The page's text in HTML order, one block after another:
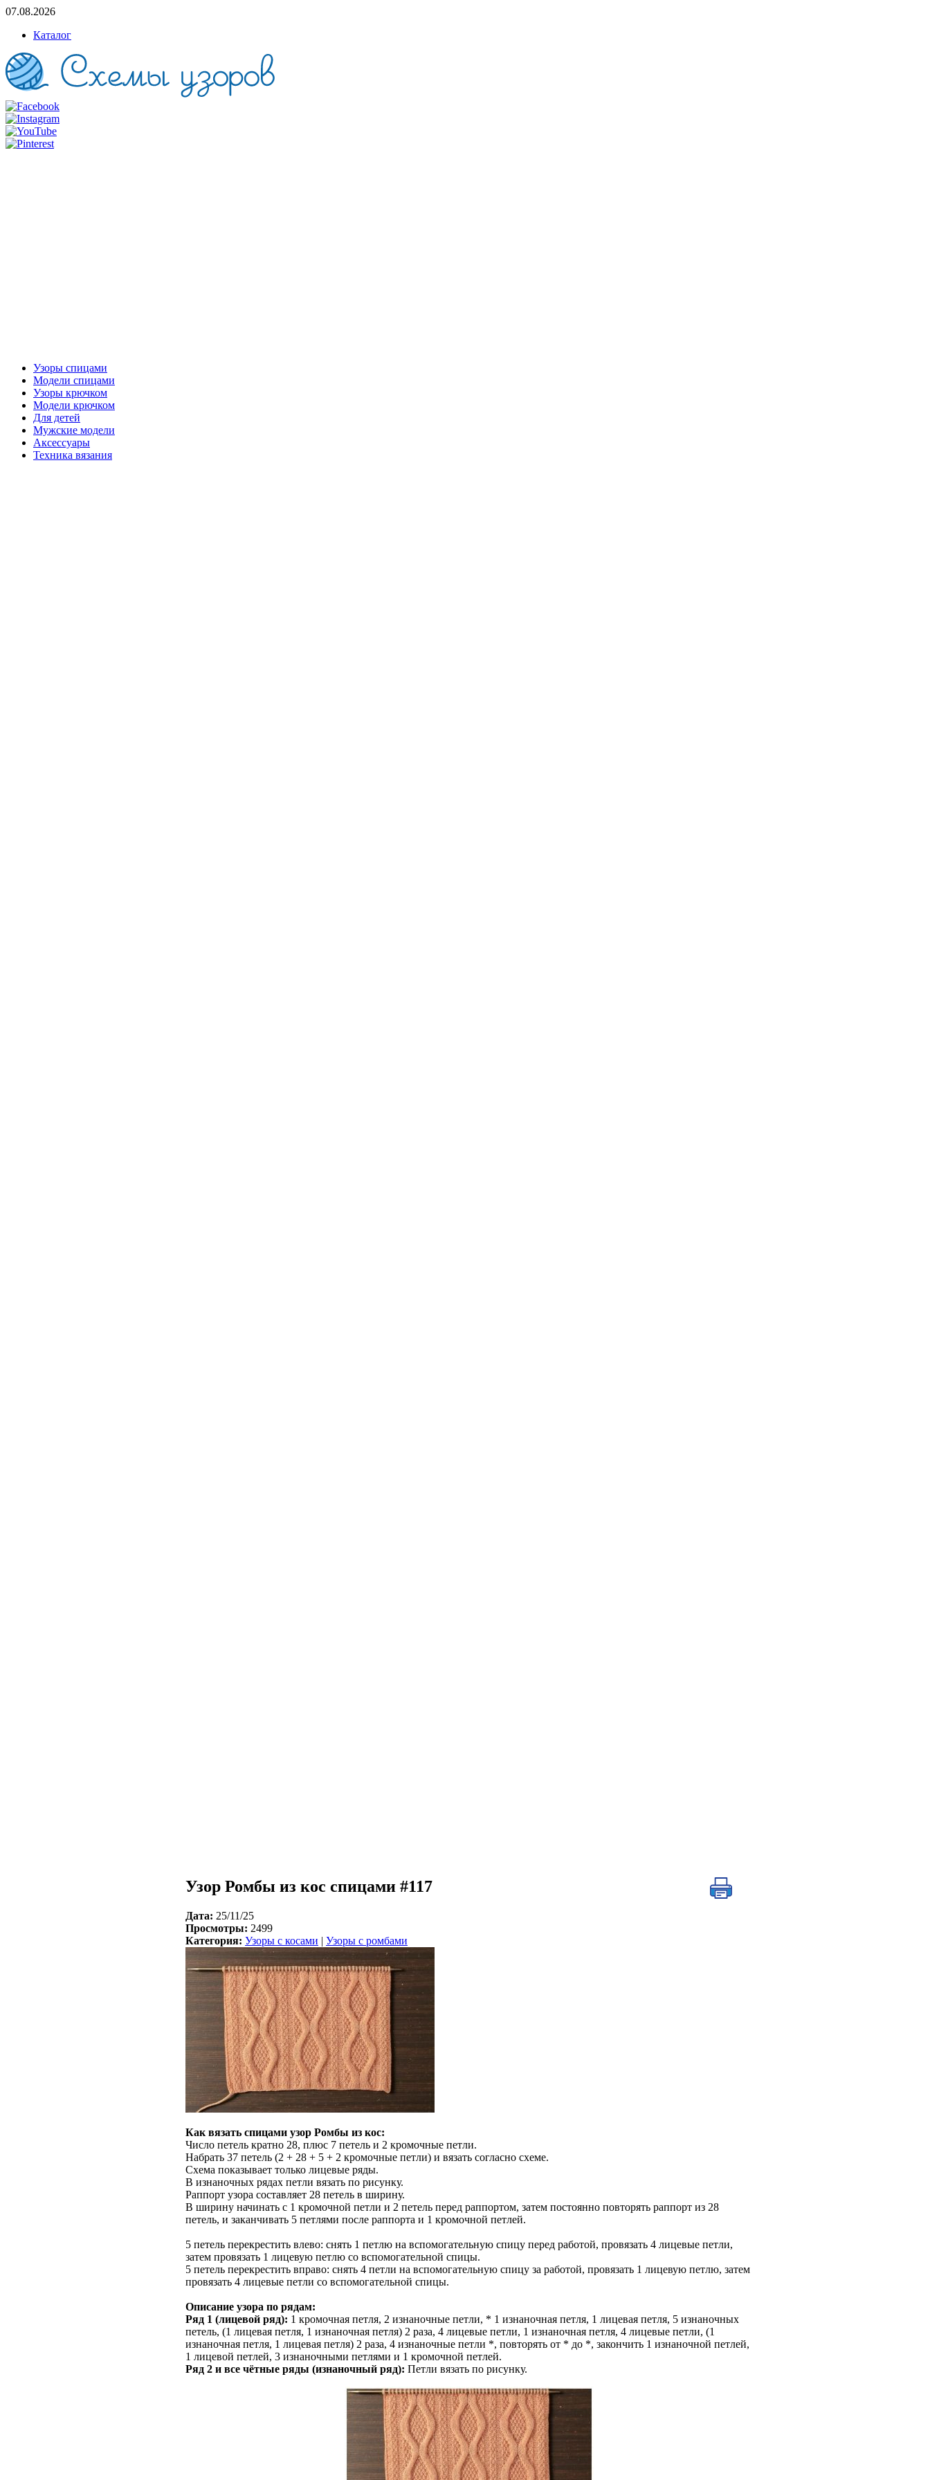
07.08.2026
Каталог
Узоры спицами
Модели спицами
Узоры крючком
Модели крючком
Для детей
Мужские модели
Аксессуары
Техника вязания
Узор Ромбы из кос спицами #117
Дата: 25/11/25
Просмотры: 2499
Категория: Узоры с косами | Узоры с ромбами
Как вязать спицами узор Ромбы из кос:
Число петель кратно 28, плюс 7 петель и 2 кромочные петли.
Набрать 37 петель (2 + 28 + 5 + 2 кромочные петли) и вязать согласно схеме.
Схема показывает только лицевые ряды.
В изнаночных рядах петли вязать по рисунку.
Раппорт узора составляет 28 петель в ширину.
В ширину начинать с 1 кромочной петли и 2 петель перед раппортом, затем постоянно повторять раппорт из 28
петель, и заканчивать 5 петлями после раппорта и 1 кромочной петлей.
5 петель перекрестить влево: снять 1 петлю на вспомогательную спицу перед работой, провязать 4 лицевые петли,
затем провязать 1 лицевую петлю со вспомогательной спицы.
5 петель перекрестить вправо: снять 4 петли на вспомогательную спицу за работой, провязать 1 лицевую петлю, затем
провязать 4 лицевые петли со вспомогательной спицы.
Описание узора по рядам:
Ряд 1 (лицевой ряд): 1 кромочная петля, 2 изнаночные петли, * 1 изнаночная петля, 1 лицевая петля, 5 изнаночных
петель, (1 лицевая петля, 1 изнаночная петля) 2 раза, 4 лицевые петли, 1 изнаночная петля, 4 лицевые петли, (1
изнаночная петля, 1 лицевая петля) 2 раза, 4 изнаночные петли *, повторять от * до *, закончить 1 изнаночной петлей,
1 лицевой петлей, 3 изнаночными петлями и 1 кромочной петлей.
Ряд 2 и все чётные ряды (изнаночный ряд): Петли вязать по рисунку.